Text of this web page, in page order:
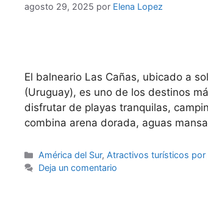
agosto 29, 2025 por Elena Lopez
El balneario Las Cañas, ubicado a
(Uruguay), es uno de los destinos
disfrutar de playas tranquilas,
combina arena dorada, aguas
Categorías
América del Sur, Atractivos turísticos por
Deja un comentario